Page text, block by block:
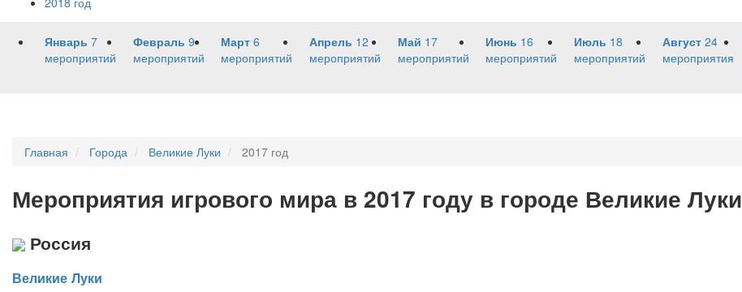
Январь 7
мероприятий
Февраль 9
мероприятий
Март 6
мероприятий
Апрель 12
мероприятий
Май 17
мероприятий
Июнь 16
мероприятий
Июль 18
мероприятий
Август 24
мероприятия
Главная Города Великие Луки 2017 год
Мероприятия игрового мира в 2017 году в городе Великие Луки
Россия
Великие Луки